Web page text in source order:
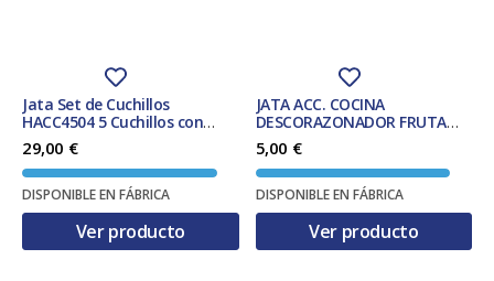
Jata Set de Cuchillos
HACC4504 5 Cuchillos con
Tacoma
29,00 €
DISPONIBLE EN FÁBRICA
Ver producto
JATA ACC. COCINA
DESCORAZONADOR FRUTA
AC29 SERIE ESSENTIAL
5,00 €
DISPONIBLE EN FÁBRICA
Ver producto